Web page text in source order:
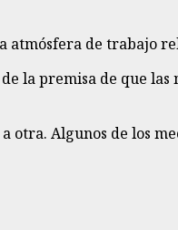
atmósfera de trabajo
la premisa de que
otra. Algunos de los